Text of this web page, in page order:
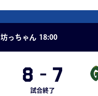
坊っちゃん 18:00
8 - 7
試合終了